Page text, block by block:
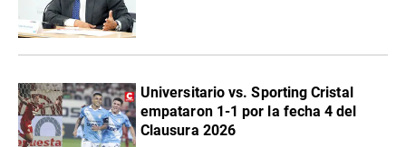
Universitario vs. Sporting Cristal
empataron 1-1 por la fecha 4 del
Clausura 2026